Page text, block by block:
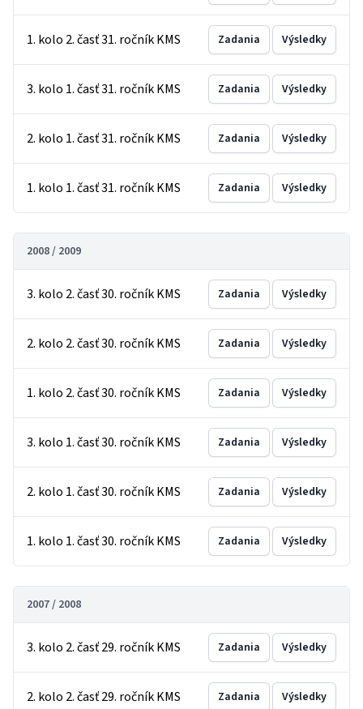
1. kolo 2. časť 31. ročník KMS Zadania Výsledky
3. kolo 1. časť 31. ročník KMS Zadania Výsledky
2. kolo 1. časť 31. ročník KMS Zadania Výsledky
1. kolo 1. časť 31. ročník KMS Zadania Výsledky
2008 / 2009
3. kolo 2. časť 30. ročník KMS Zadania Výsledky
2. kolo 2. časť 30. ročník KMS Zadania Výsledky
1. kolo 2. časť 30. ročník KMS Zadania Výsledky
3. kolo 1. časť 30. ročník KMS Zadania Výsledky
2. kolo 1. časť 30. ročník KMS Zadania Výsledky
1. kolo 1. časť 30. ročník KMS Zadania Výsledky
2007 / 2008
3. kolo 2. časť 29. ročník KMS Zadania Výsledky
2. kolo 2. časť 29. ročník KMS Zadania Výsledky